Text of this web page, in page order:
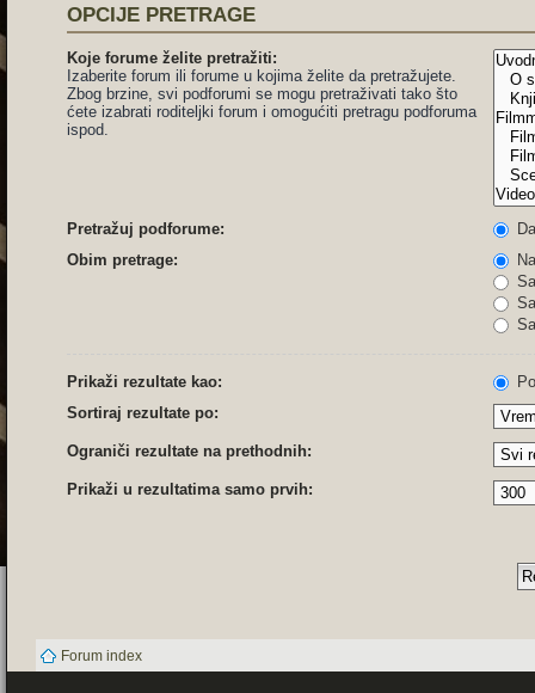
OPCIJE PRETRAGE
Koje forume želite pretražiti:
Izaberite forum ili forume u kojima želite da pretražujete.
Zbog brzine, svi podforumi se mogu pretraživati tako što
ćete izabrati roditeljki forum i omogućiti pretragu podforuma
ispod.
Pretražuj podforume:
Da
Obim pretrage:
Prikaži rezultate kao:
Sortiraj rezultate po:
Ograniči rezultate na prethodnih:
Prikaži u rezultatima samo prvih:
Forum index